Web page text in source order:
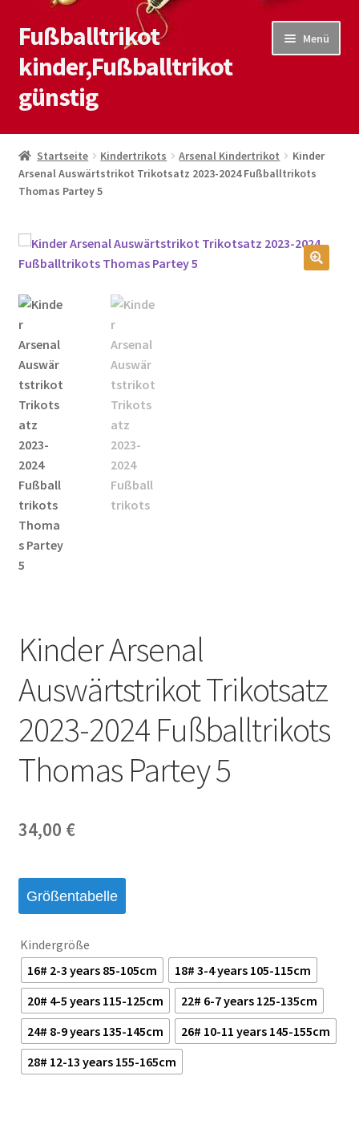
Zur
Navigation
springen
Zum
Inhalt
springen
Fußballtrikot
kinder,Fußballtrikot
günstig
Menü
Start
Blog
Kontaktiere uns
Mein Konto
Shop
Startseite – English
Warenkorb
Startseite Kindertrikots Arsenal Kindertrikot
Kinder
Arsenal Auswärtstrikot Trikotsatz 2023-2024 Fußballtrikots
Thomas Partey 5
Kinder Arsenal
Auswärtstrikot Trikotsatz
2023-2024 Fußballtrikots
Thomas Partey 5
34,00 €
Größentabelle
Kindergröße
16# 2-3 years 85-105cm
18# 3-4 years 105-115cm
20# 4-5 years 115-125cm
22# 6-7 years 125-135cm
24# 8-9 years 135-145cm
26# 10-11 years 145-155cm
28# 12-13 years 155-165cm